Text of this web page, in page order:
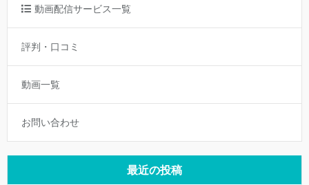
動画配信サービス一覧
評判・口コミ
動画一覧
お問い合わせ
最近の投稿